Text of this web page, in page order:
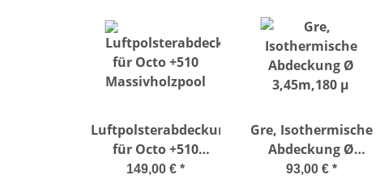
Luftpolsterabdeckung
für Octo +510
Massivholzpool
149,00 € *
Gre, Isothermische
Abdeckung Ø
3,45m,180 µ
93,00 € *